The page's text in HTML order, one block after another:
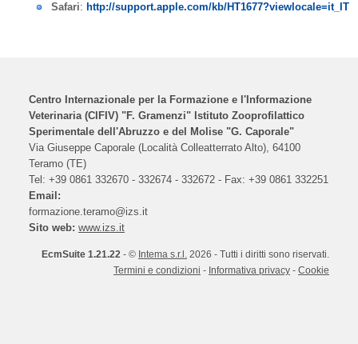
Safari: http://support.apple.com/kb/HT1677?viewlocale=it_IT
Centro Internazionale per la Formazione e l'Informazione
Veterinaria (CIFIV) "F. Gramenzi" Istituto Zooprofilattico
Sperimentale dell'Abruzzo e del Molise "G. Caporale"
Via Giuseppe Caporale (Località Colleatterrato Alto), 64100
Teramo (TE)
Tel: +39 0861 332670 - 332674 - 332672 - Fax: +39 0861 332251
Email:
Sito web: www.izs.it
EcmSuite 1.21.22 - © Intema s.r.l. 2026 - Tutti i diritti sono riservati.
Termini e condizioni - Informativa privacy - Cookie